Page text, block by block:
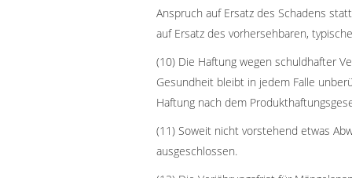
Anspruch auf Ersatz des Schadens
auf Ersatz des vorhersehbaren,
(10) Die Haftung wegen schuldhafter
Gesundheit bleibt in jedem Falle
Haftung nach dem
(11) Soweit nicht vorstehend etwas
ausgeschlossen.